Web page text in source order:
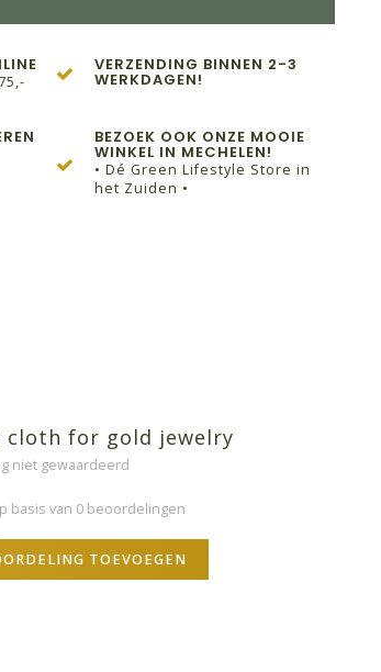
VERZENDING BINNEN 2-3
WERKDAGEN!
BEZOEK OOK ONZE MOOIE
WINKEL IN MECHELEN!
• Dé Green Lifestyle Store in
het Zuiden •
cloth for gold jewelry
niet gewaardeerd
basis van 0 beoordelingen
TOEVOEGEN